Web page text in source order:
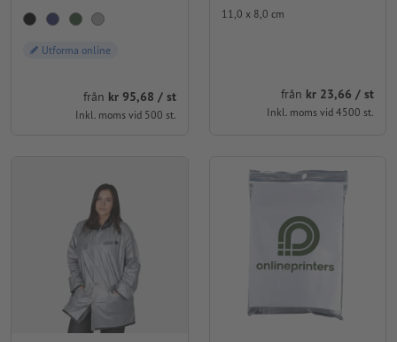
Utforma online
från kr 95,68 / st
Inkl. moms vid 500 st.
11,0 x 8,0 cm
från kr 23,66 / st
Inkl. moms vid 4500 st.